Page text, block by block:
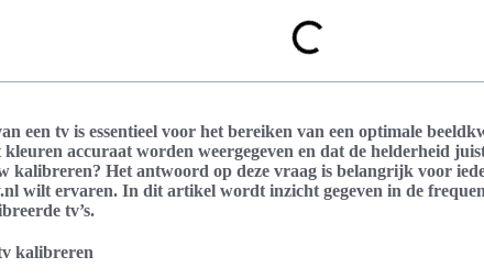
een tv is essentieel voor het bereiken van een optimale
accuraat worden weergegeven en dat de helderheid
kalibreren? Het antwoord op deze vraag is belangrijk voor
wilt ervaren. In dit artikel wordt inzicht gegeven in de
tv’s.
kalibreren